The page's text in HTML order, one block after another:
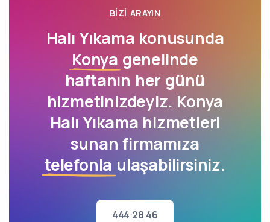
BIZI ARAYIN
Halı Yıkama konusunda
Konya genelinde
haftanın her günü
hizmetinizdeyiz. Konya
Halı Yıkama hizmetleri
sunan firmamıza
telefonla ulaşabilirsiniz.
444 28 46